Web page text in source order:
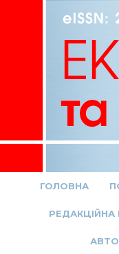
ГОЛОВНА
РЕДАКЦІЙНА